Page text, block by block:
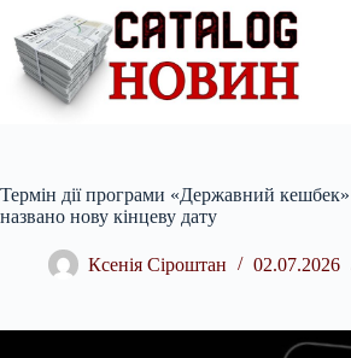
вмісту
Термін дії програми «Державний
названо нову кінцеву дату
Ксенія Сіроштан 02.07.2026